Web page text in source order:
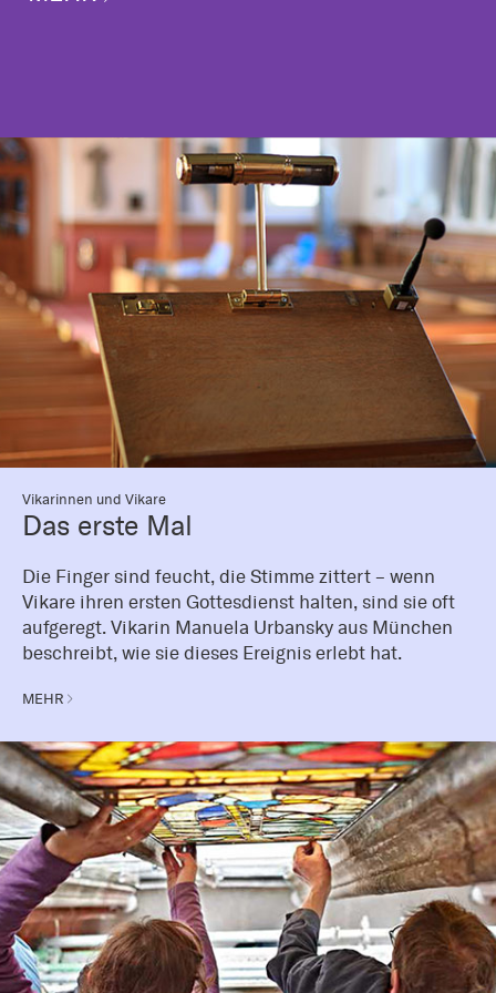
Vikarinnen und Vikare
Das erste Mal
Die Finger sind feucht, die Stimme zittert – wenn
Vikare ihren ersten Gottesdienst halten, sind sie oft
aufgeregt. Vikarin Manuela Urbansky aus München
beschreibt, wie sie dieses Ereignis erlebt hat.
MEHR